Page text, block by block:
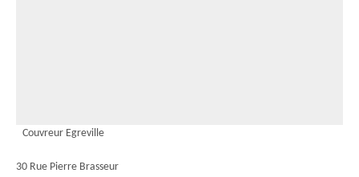
Couvreur Egreville
30 Rue Pierre Brasseur